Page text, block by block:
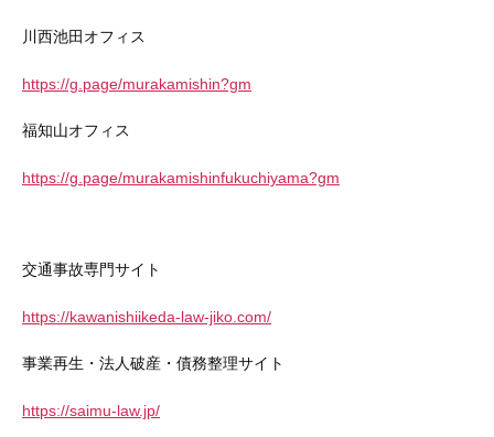
川西池田オフィス
https://g.page/murakamishin?gm
福知山オフィス
https://g.page/murakamishinfukuchiyama?gm
交通事故専門サイト
https://kawanishiikeda-law-jiko.com/
事業再生・法人破産・債務整理サイト
https://saimu-law.jp/